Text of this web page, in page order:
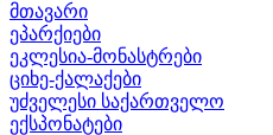
მთავარი
ეპარქიები
ეკლესია-მონასტრები
ციხე-ქალაქები
უძველესი საქართველო
ექსპონატები